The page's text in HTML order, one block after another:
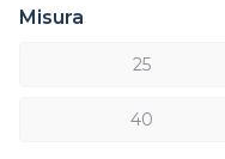
Misura
25
40